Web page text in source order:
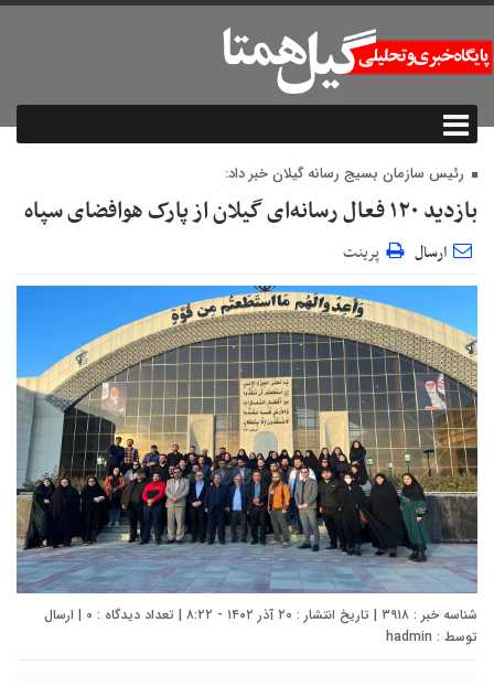
رئیس سازمان بسیج رسانه گیلان خبر داد:
بازدید ۱۲۰ فعال رسانه‌ای گیلان از پارک هوافضای سپاه
ارسال پرینت
شناسه خبر : ۳۹۱۸ | تاریخ انتشار : ۲۰ آذر ۱۴۰۲ - ۸:۲۲ | تعداد دیدگاه : ۰ | ارسال
توسط : hadmin